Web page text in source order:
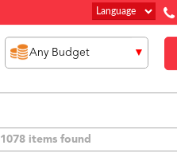
1078 items found